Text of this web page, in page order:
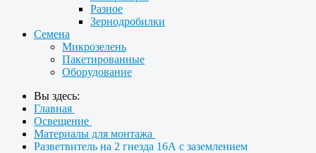
Разное
Зернодробилки
Семена
Микрозелень
Пакетированные
Оборудование
Вы здесь:
Главная
Освещение
Материалы для монтажа
Разветвитель на 2 гнезда 16А с заземлением